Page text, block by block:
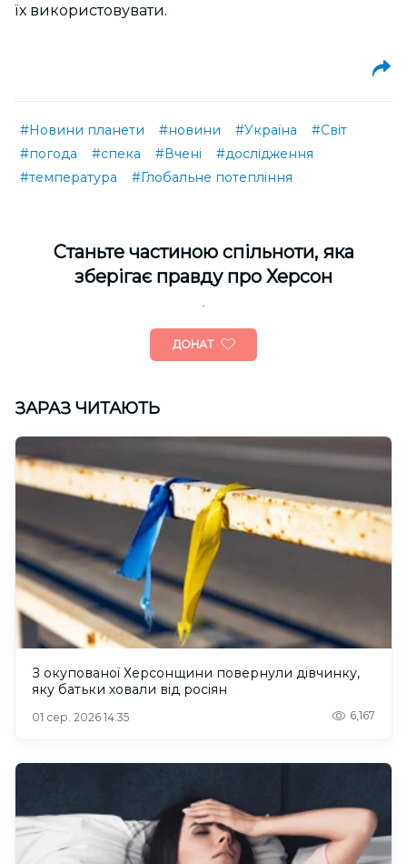
їх використовувати.
#Новини планети #новини #Україна
#Світ
#погода
#спека #Вчені
#дослідження
#температура
#Глобальне потепління
Cтаньте частиною спільноти, яка
зберігає правду про Херсон
ДОНАТ
ЗАРАЗ ЧИТАЮТЬ
З окупованої Херсонщини повернули дівчинку,
яку батьки ховали від росіян
01 сер. 2026 14:35 6,167